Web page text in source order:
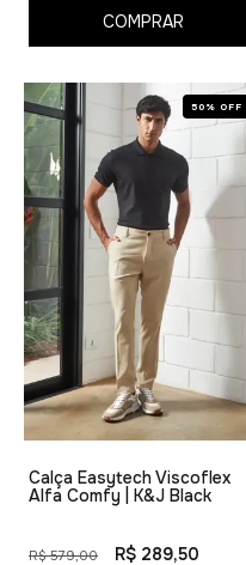
COMPRAR
50% OFF
Calça Easytech Viscoflex
Alfa Comfy | K&J Black
R$ 579,00 R$ 289,50